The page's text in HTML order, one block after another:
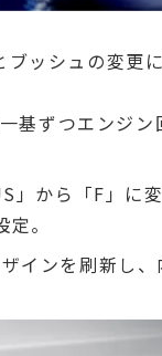
ッシュの変更
基ずつエンジ
」から「F」に
。
インを刷新し